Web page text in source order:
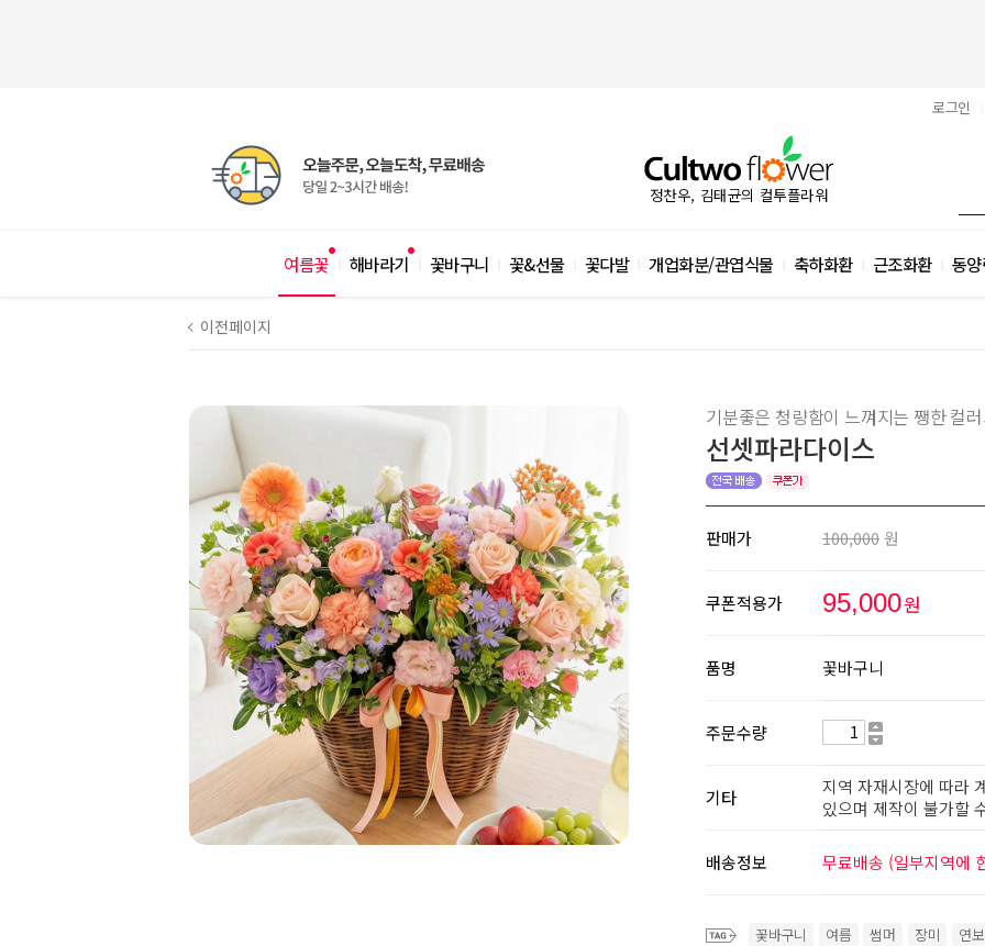
로그인
정찬우, 김태균의 컬투플라워
여름꽃 해바라기 꽃바구니 꽃&선물 꽃다발 개업화분/관엽식물 축하화환 근조화환 동
이전페이지
기분좋은 청량함이 느껴지는 쨍한 컬
선셋파라다이스
판매가 100,000 원
쿠폰적용가 95,000원
품명 꽃바구니
주문수량
기타
지역 자재시장에 따라
있으며 제작이 불가할
배송정보 무료배송 (일부지역에
꽃바구니 여름 썸머 장미 연